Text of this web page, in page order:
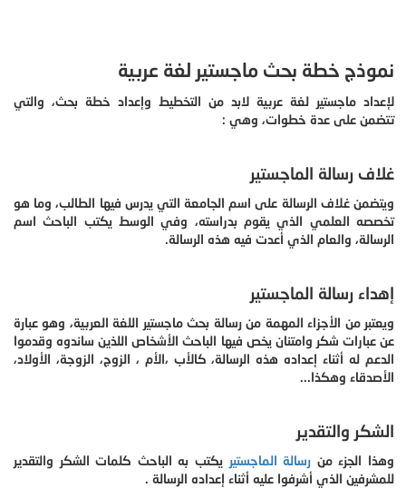
نموذج خطة بحث ماجستير لغة عربية
لإعداد ماجستير لغة عربية لابد من التخطيط وإعداد خطة بحث، والتي
تتضمن على عدة خطوات، وهي :
غلاف رسالة الماجستير
ويتضمن غلاف الرسالة على اسم الجامعة التي يدرس فيها الطالب، وما هو
تخصصه العلمي الذي يقوم بدراسته، وفي الوسط يكتب الباحث اسم
الرسالة، والعام الذي أعدت فيه هذه الرسالة.
إهداء رسالة الماجستير
ويعتبر من الأجزاء المهمة من رسالة بحث ماجستير اللغة العربية، وهو عبارة
عن عبارات شكر وامتنان يخص فيها الباحث الأشخاص اللذين ساندوه وقدموا
الدعم له أثناء إعداده هذه الرسالة، كالأب ،الأم ، الزوج، الزوجة، الأولاد،
الأصدقاء وهكذا...
الشكر والتقدير
وهذا الجزء من رسالة الماجستير يكتب به الباحث كلمات الشكر والتقدير
للمشرفين الذي أشرفوا عليه أثناء إعداده الرسالة .